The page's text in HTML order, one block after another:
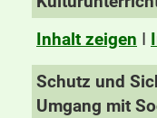
Inhalt zeigen I
Schutz und
Umgang mit